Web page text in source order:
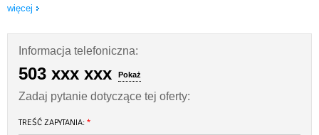
więcej
Informacja telefoniczna:
503 xxx xxx Pokaż
Zadaj pytanie dotyczące tej oferty:
TREŚĆ ZAPYTANIA: *